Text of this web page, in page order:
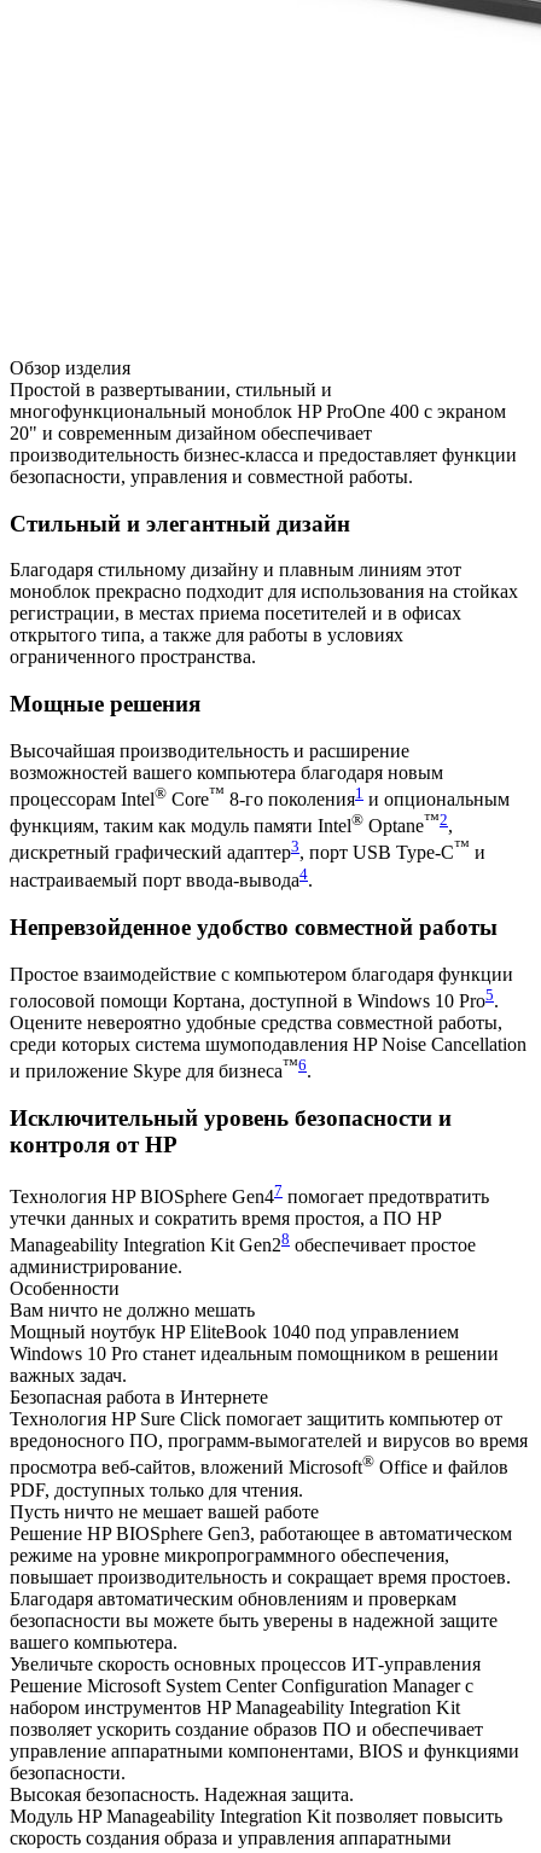
Обзор изделия
Простой в развертывании, стильный и
многофункциональный моноблок HP ProOne 400 с экраном
20" и современным дизайном обеспечивает
производительность бизнес-класса и предоставляет функции
безопасности, управления и совместной работы.
Стильный и элегантный дизайн
Благодаря стильному дизайну и плавным линиям этот
моноблок прекрасно подходит для использования на стойках
регистрации, в местах приема посетителей и в офисах
открытого типа, а также для работы в условиях
ограниченного пространства.
Мощные решения
Высочайшая производительность и расширение
возможностей вашего компьютера благодаря новым
процессорам Intel® Core™ 8-го поколения1 и опциональным
функциям, таким как модуль памяти Intel® Optane™2,
дискретный графический адаптер3, порт USB Type-C™ и
настраиваемый порт ввода-вывода4.
Непревзойденное удобство совместной работы
Простое взаимодействие с компьютером благодаря функции
голосовой помощи Кортана, доступной в Windows 10 Pro5.
Оцените невероятно удобные средства совместной работы,
среди которых система шумоподавления HP Noise Cancellation
и приложение Skype для бизнеса™6.
Исключительный уровень безопасности и
контроля от HP
Технология HP BIOSphere Gen47 помогает предотвратить
утечки данных и сократить время простоя, а ПО HP
Manageability Integration Kit Gen28 обеспечивает простое
администрирование.
Особенности
Вам ничто не должно мешать
Мощный ноутбук HP EliteBook 1040 под управлением
Windows 10 Pro станет идеальным помощником в решении
важных задач.
Безопасная работа в Интернете
Технология HP Sure Click помогает защитить компьютер от
вредоносного ПО, программ-вымогателей и вирусов во время
просмотра веб-сайтов, вложений Microsoft® Office и файлов
PDF, доступных только для чтения.
Пусть ничто не мешает вашей работе
Решение HP BIOSphere Gen3, работающее в автоматическом
режиме на уровне микропрограммного обеспечения,
повышает производительность и сокращает время простоев.
Благодаря автоматическим обновлениям и проверкам
безопасности вы можете быть уверены в надежной защите
вашего компьютера.
Увеличьте скорость основных процессов ИТ-управления
Решение Microsoft System Center Configuration Manager с
набором инструментов HP Manageability Integration Kit
позволяет ускорить создание образов ПО и обеспечивает
управление аппаратными компонентами, BIOS и функциями
безопасности.
Высокая безопасность. Надежная защита.
Модуль HP Manageability Integration Kit позволяет повысить
скорость создания образа и управления аппаратными